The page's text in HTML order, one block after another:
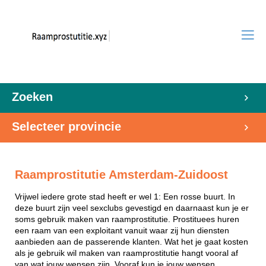
Zoeken
Selecteer provincie
Raamprostitutie Amsterdam-Zuidoost
Vrijwel iedere grote stad heeft er wel 1: Een rosse buurt. In
deze buurt zijn veel sexclubs gevestigd en daarnaast kun je er
soms gebruik maken van raamprostitutie. Prostituees huren
een raam van een exploitant vanuit waar zij hun diensten
aanbieden aan de passerende klanten. Wat het je gaat kosten
als je gebruik wil maken van raamprostitutie hangt vooral af